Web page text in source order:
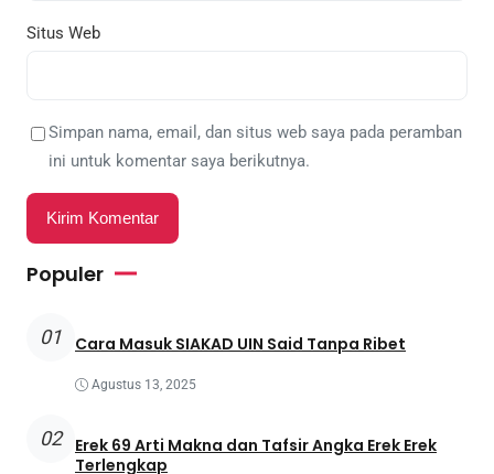
Situs Web
Simpan nama, email, dan situs web saya pada peramban
ini untuk komentar saya berikutnya.
Populer
01 Cara Masuk SIAKAD UIN Said Tanpa Ribet
Agustus 13, 2025
02
Erek 69 Arti Makna dan Tafsir Angka Erek Erek
Terlengkap